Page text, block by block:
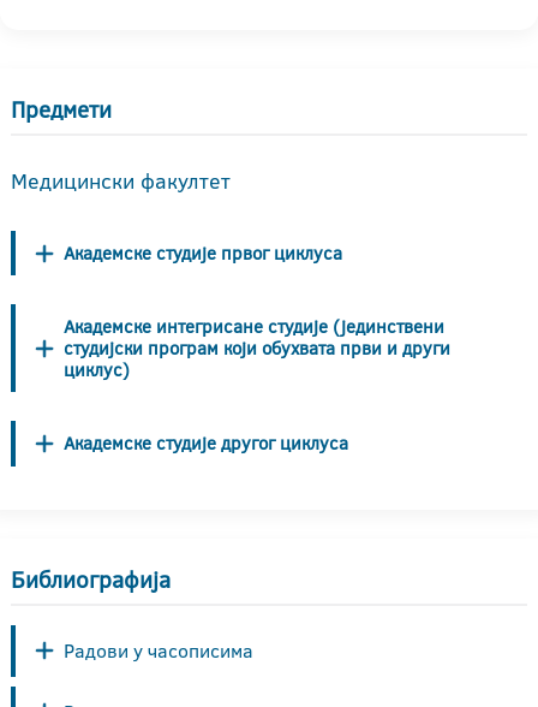
Предмети
Медицински факултет
Академске студије првог циклуса
Академске интегрисане студије (јединствени
студијски програм који обухвата први и други
циклус)
Академске студије другог циклуса
Библиографија
Радови у часописима